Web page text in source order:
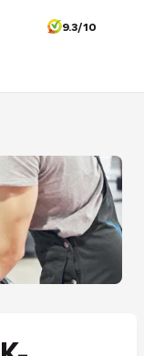
9.3/10